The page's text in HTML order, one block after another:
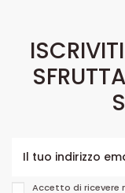
Accetto di ricevere